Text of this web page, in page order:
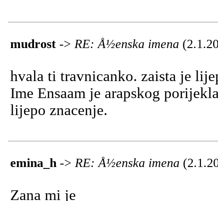
mudrost -> RE: Å½enska imena
hvala ti travnicanko. zaista je
Ime Ensaam je arapskog
lijepo znacenje.
emina_h -> RE: Å½enska imena
Zana mi je